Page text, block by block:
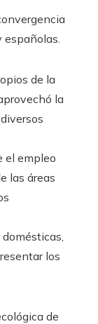
de la
la
el empleo
las áreas
los
de